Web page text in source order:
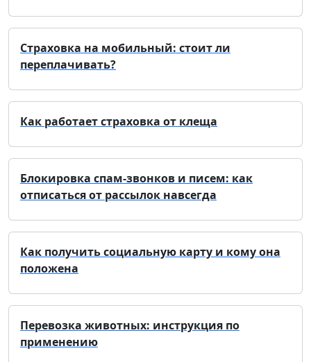
Страховка на мобильный: стоит ли
переплачивать?
Как работает страховка от клеща
Блокировка спам-звонков и писем: как
отписаться от рассылок навсегда
Как получить социальную карту и кому она
положена
Перевозка животных: инструкция по
применению